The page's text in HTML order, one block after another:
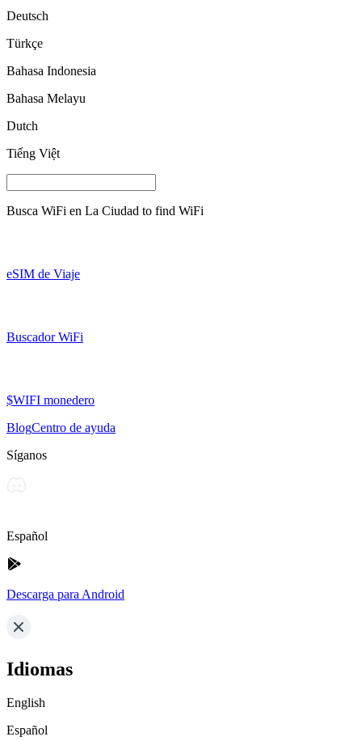
Deutsch
Türkçe
Bahasa Indonesia
Bahasa Melayu
Dutch
Tiếng Việt
Busca WiFi en La Ciudad to find WiFi
eSIM de Viaje
Buscador WiFi
$WIFI monedero
BlogCentro de ayuda
Síganos
Español
Descarga para Android
Idiomas
English
Español